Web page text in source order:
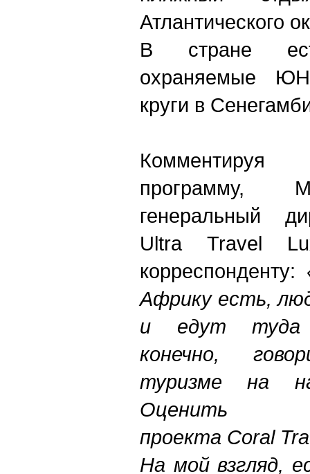
Атлантического
В стране
охраняемые
круги в
Комментируя
программу,
генеральный
Ultra Travel
корреспонденту:
Африку есть,
и едут туда
конечно,
туризме на
Оценить
проекта Coral
На мой взгляд,